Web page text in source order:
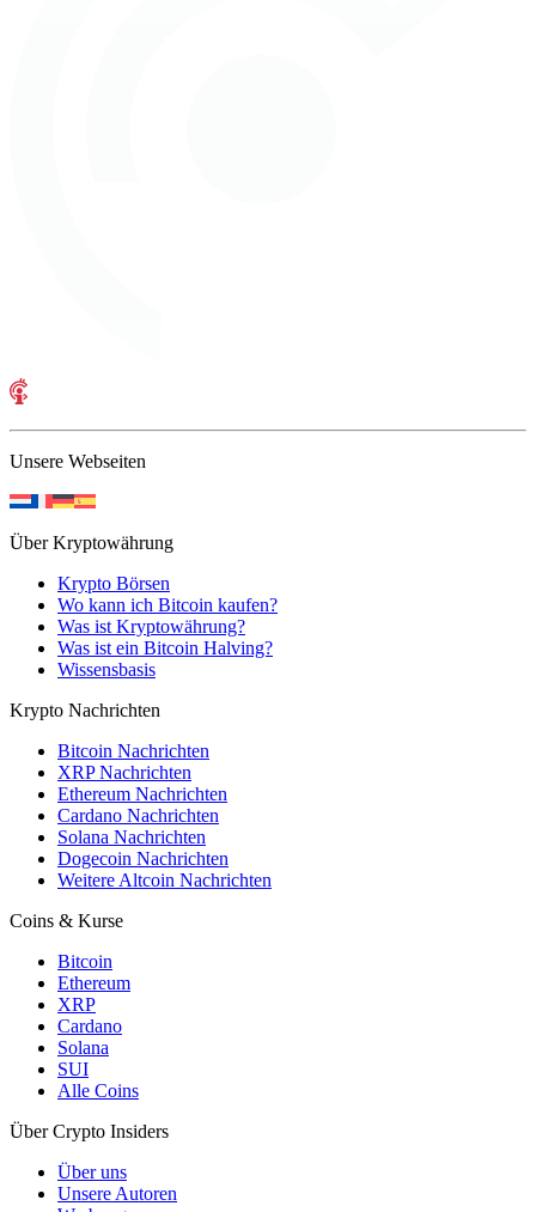
Unsere Webseiten
Über Kryptowährung
Krypto Börsen
Wo kann ich Bitcoin kaufen?
Was ist Kryptowährung?
Was ist ein Bitcoin Halving?
Wissensbasis
Krypto Nachrichten
Bitcoin Nachrichten
XRP Nachrichten
Ethereum Nachrichten
Cardano Nachrichten
Solana Nachrichten
Dogecoin Nachrichten
Weitere Altcoin Nachrichten
Coins & Kurse
Bitcoin
Ethereum
XRP
Cardano
Solana
SUI
Alle Coins
Über Crypto Insiders
Über uns
Unsere Autoren